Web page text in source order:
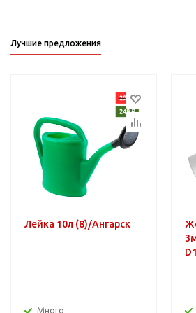
Лучшие предложения
Лейка 10л (8)/Ангарск
Много